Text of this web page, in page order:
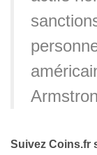
Suivez Coins.fr